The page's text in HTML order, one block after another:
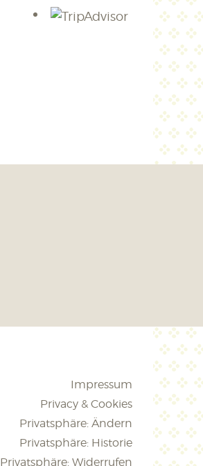
Impressum
Privacy & Cookies
Privatsphäre: Ändern
Privatsphäre: Historie
Privatsphäre: Widerrufen